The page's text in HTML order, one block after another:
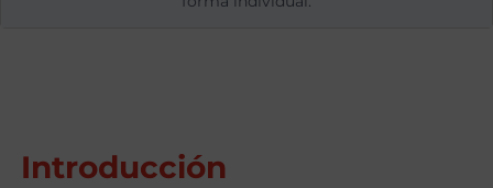
Introducción